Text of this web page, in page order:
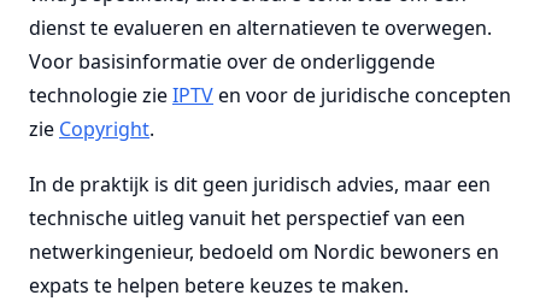
dienst te evalueren en alternatieven te overwegen.
Voor basisinformatie over de onderliggende
technologie zieIPTVen voor de juridische concepten
zie Copyright.
In de praktijk is dit geen juridisch advies, maar een
technische uitleg vanuit het perspectief van een
netwerkingenieur, bedoeld om Nordic bewoners en
expats te helpen betere keuzes te maken.